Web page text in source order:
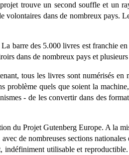
trouve un second souffle et un
volontaires dans de nombreux pays.
barre des 5.000 livres est franchie
dans de nombreux pays et
tous les livres sont numérisés
problème quels que soient la
- de les convertir dans des
du Projet Gutenberg Europe. A la
de nombreuses sections
utilisable et